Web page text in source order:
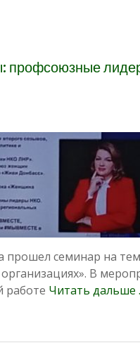
прошел семинар на
В
работе Читать дальше